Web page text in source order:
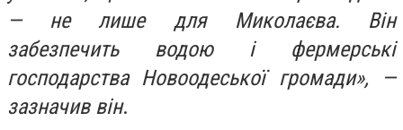
— не лише для Миколаєва. Він
забезпечить водою і фермерські
господарства Новоодеської громади», —
зазначив він.